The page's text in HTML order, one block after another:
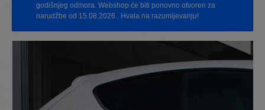
godišnjeg odmora. Webshop će biti ponovno otvoren za
narudžbe od 15.08.2026.. Hvala na razumijevanju!